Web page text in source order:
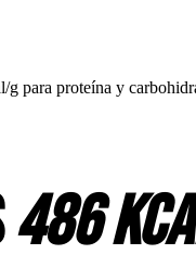
g para proteína y
486